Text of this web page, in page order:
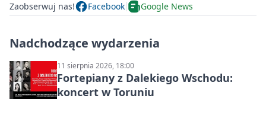
Zaobserwuj nas! Facebook Google News
Nadchodzące wydarzenia
11 sierpnia 2026, 18:00
Fortepiany z Dalekiego Wschodu:
koncert w Toruniu